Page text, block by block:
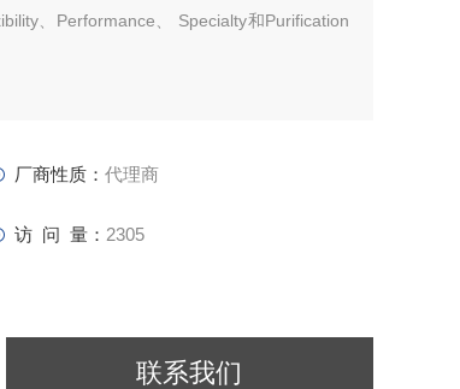
、Performance、 Specialty和Purification
厂商性质： 代理商
访 问 量： 2305
联系我们